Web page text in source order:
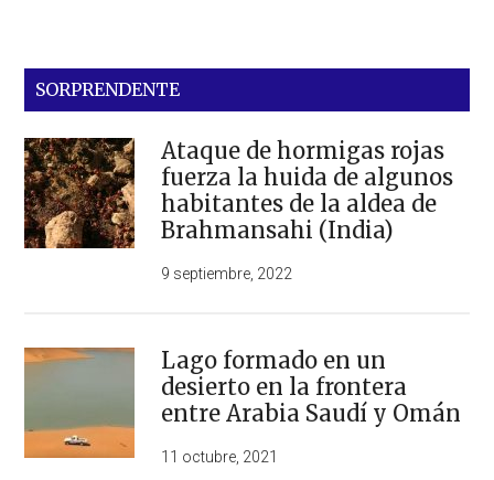
SORPRENDENTE
Ataque de hormigas rojas
fuerza la huida de algunos
habitantes de la aldea de
Brahmansahi (India)
9 septiembre, 2022
Lago formado en un
desierto en la frontera
entre Arabia Saudí y Omán
11 octubre, 2021